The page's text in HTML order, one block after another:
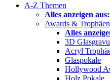
A-Z Themen
Alles anzeigen aus:
Awards & Trophäen
Alles
3D
Acryl
Glaspokale
Hollywood
Holz Pokale